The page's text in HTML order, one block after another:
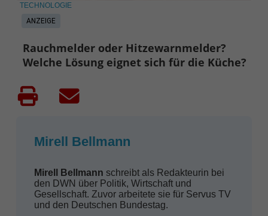
ANZEIGE
TECHNOLOGIE
Rauchmelder oder Hitzewarnmelder?
Welche Lösung eignet sich für die Küche?
Mirell Bellmann
Mirell Bellmann schreibt als Redakteurin bei
den DWN über Politik, Wirtschaft und
Gesellschaft. Zuvor arbeitete sie für Servus TV
und den Deutschen Bundestag.